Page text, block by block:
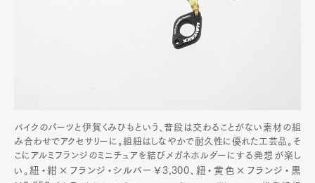
バイクのパーツと伊賀くみひもという、普段は交わることがない素材の組
み合わせでアクセサリーに。組紐はしなやかで耐久性に優れた工芸品。そ
こにアルミフランジのミニチュアを結びメガネホルダーにする発想が楽し
い。紐・紺×フランジ・シルバー ￥3,300、 紐・黄色×フランジ・黒